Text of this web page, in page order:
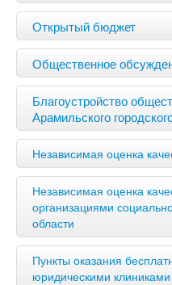
Открытый бюджет
Общественное
Благоустройство
Арамильского
Независимая оценка
Независимая оценка
организациями
области
Пункты оказания
юридическими клиниками